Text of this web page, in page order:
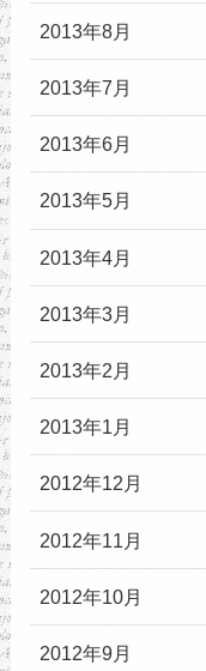
2013年8月
2013年7月
2013年6月
2013年5月
2013年4月
2013年3月
2013年2月
2013年1月
2012年12月
2012年11月
2012年10月
2012年9月